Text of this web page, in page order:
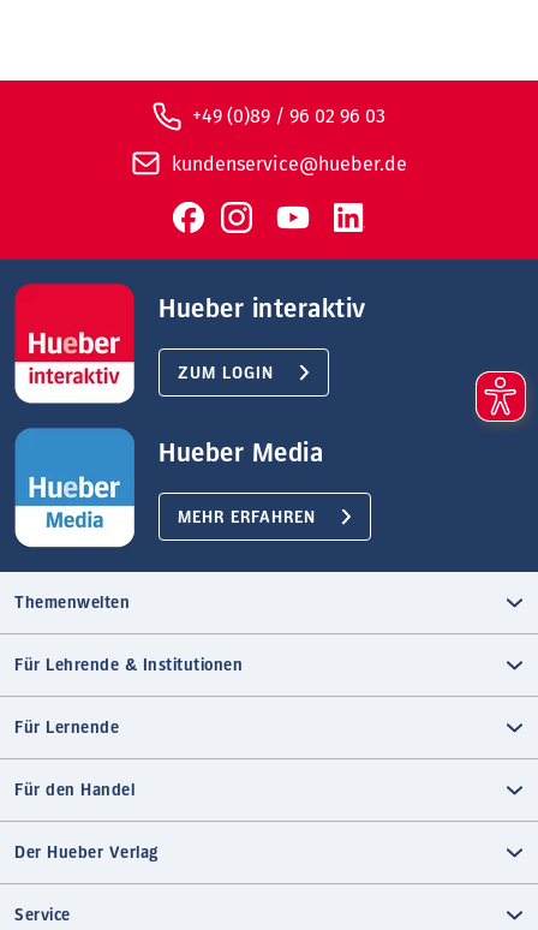
+49 (0)89 / 96 02 96 03
kundenservice@hueber.de
Hueber interaktiv
ZUM LOGIN
Hueber Media
MEHR ERFAHREN
Themenwelten
Für Lehrende & Institutionen
Für Lernende
Für den Handel
Der Hueber Verlag
Service